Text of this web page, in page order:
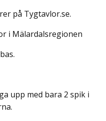
på Tygtavlor.se.
i Mälardalsregionen
upp med bara 2 spik i